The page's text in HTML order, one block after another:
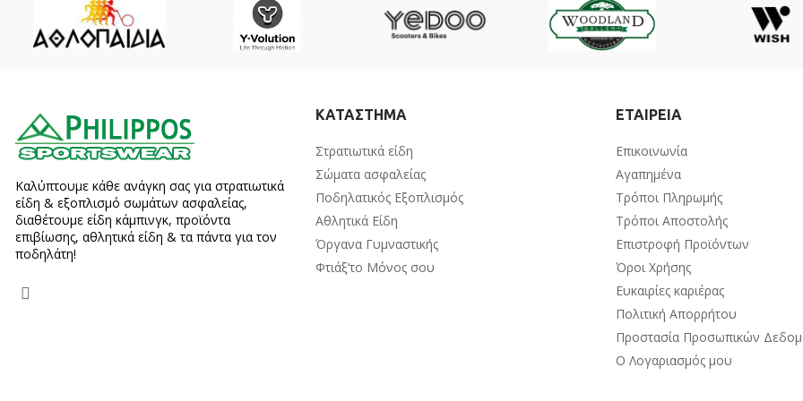
Καλύπτουμε κάθε ανάγκη σας για στρατιωτικά
είδη & εξοπλισμό σωμάτων ασφαλείας,
διαθέτουμε είδη κάμπινγκ, προϊόντα
επιβίωσης, αθλητικά είδη & τα πάντα για τον
ποδηλάτη!
ΚΑΤΑΣΤΗΜΑ
Στρατιωτικά είδη
Σώματα ασφαλείας
Ποδηλατικός Εξοπλισμός
Αθλητικά Είδη
Όργανα Γυμναστικής
Φτιάξ’το Μόνος σου
ΕΤΑΙΡΕΙΑ
Επικοινωνία
Αγαπημένα
Τρόποι Πληρωμής
Τρόποι Αποστολής
Επιστροφή Προϊόντων
Όροι Χρήσης
Ευκαιρίες καριέρας
Πολιτική Απορρήτου
Προστασία Προσωπικών
Ο Λογαριασμός μου